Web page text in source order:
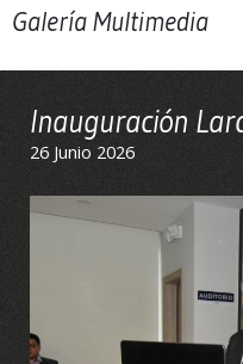
Galería Multimedia
Inauguración
26 Junio 2026